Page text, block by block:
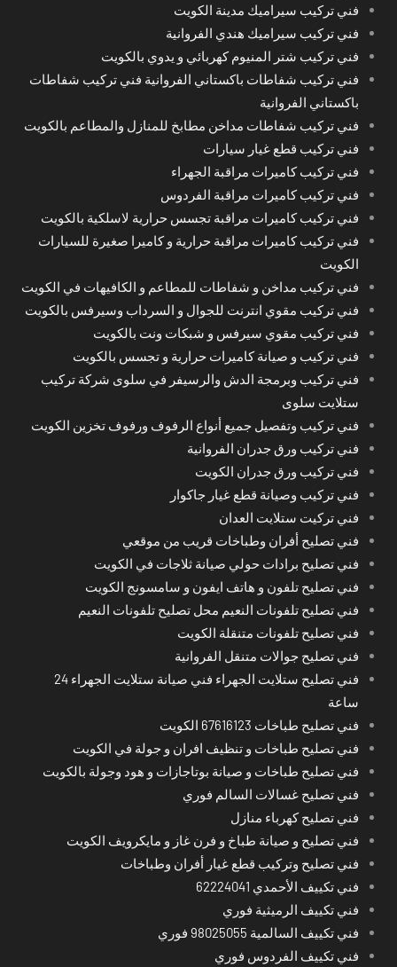
فني تركيب سيراميك مدينة الكويت
فني تركيب سيراميك هندي الفروانية
فني تركيب شتر المنيوم كهربائي و يدوي بالكويت
فني تركيب شفاطات باكستاني الفروانية فني تركيب شفاطات
باكستاني الفروانية
فني تركيب شفاطات مداخن مطابخ للمنازل والمطاعم بالكويت
فني تركيب قطع غيار سيارات
فني تركيب كاميرات مراقبة الجهراء
فني تركيب كاميرات مراقبة الفردوس
فني تركيب كاميرات مراقبة تجسس حرارية لاسلكية بالكويت
فني تركيب كاميرات مراقبة حرارية و كاميرا صغيرة للسيارات
الكويت
فني تركيب مداخن و شفاطات للمطاعم و الكافيهات في الكويت
فني تركيب مقوي انترنت للجوال و السرداب وسيرفس بالكويت
فني تركيب مقوي سيرفس و شبكات ونت بالكويت
فني تركيب و صيانة كاميرات حرارية و تجسس بالكويت
فني تركيب وبرمجة الدش والرسيفر في سلوى شركة تركيب
ستلايت سلوى
فني تركيب وتفصيل جميع أنواع الرفوف ورفوف تخزين الكويت
فني تركيب ورق جدران الفروانية
فني تركيب ورق جدران الكويت
فني تركيب وصيانة قطع غيار جاكوار
فني تركيت ستلايت العدان
فني تصليح أفران وطباخات قريب من موقعي
فني تصليح برادات حولي صيانة ثلاجات في الكويت
فني تصليح تلفون و هاتف ايفون و سامسونج الكويت
فني تصليح تلفونات النعيم محل تصليح تلفونات النعيم
فني تصليح تلفونات متنقلة الكويت
فني تصليح جوالات متنقل الفروانية
فني تصليح ستلايت الجهراء فني صيانة ستلايت الجهراء 24
ساعة
فني تصليح طباخات 67616123 الكويت
فني تصليح طباخات و تنظيف افران و جولة في الكويت
فني تصليح طباخات و صيانة بوتاجازات و هود وجولة بالكويت
فني تصليح غسالات السالم فوري
فني تصليح كهرباء منازل
فني تصليح و صيانة طباخ و فرن غاز و مايكرويف الكويت
فني تصليح وتركيب قطع غيار أفران وطباخات
فني تكييف الأحمدي 62224041
فني تكييف الرميثية فوري
فني تكييف السالمية 98025055 فوري
فني تكييف الفردوس فوري